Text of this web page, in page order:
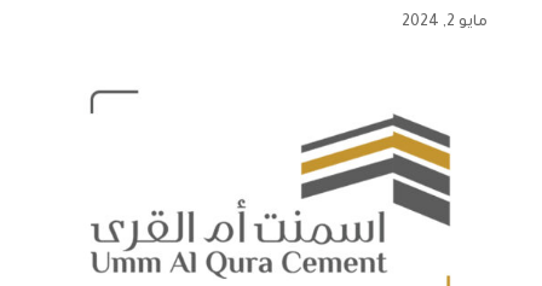
مايو 2, 2024